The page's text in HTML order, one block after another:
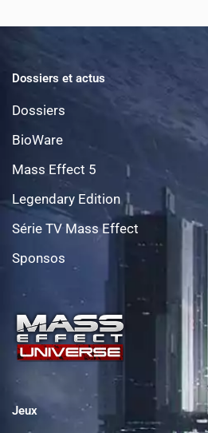
Dossiers et actus
Dossiers
BioWare
Mass Effect 5
Legendary Edition
Série TV Mass Effect
Sponsos
Jeux